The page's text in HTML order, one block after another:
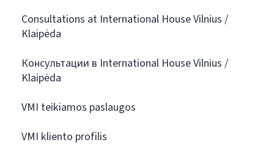
Consultations at International House Vilnius /
Klaipėda
Консультации в International House Vilnius /
Klaipėda
VMI teikiamos paslaugos
VMI kliento profilis